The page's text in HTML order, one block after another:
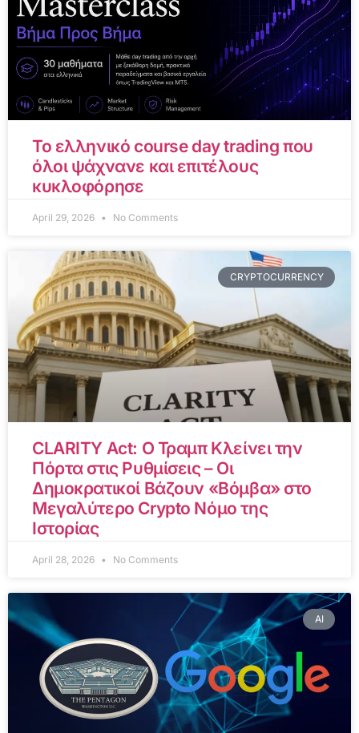
Το ελληνικό course day trading που
όλοι ψάχνανε και επιτέλους
κυκλοφόρησε
April 29, 2026 No Comments
CRYPTOCURRENCY
CLARITY Act: Ο Τραμπ Κλείνει την
Πόρτα στις Ρυθμίσεις – Οι
Δημοκρατικοί Βάζουν «Βόμβα» στο
Μεγαλύτερο Crypto Νόμο της
Ιστορίας
April 28, 2026 No Comments
AI